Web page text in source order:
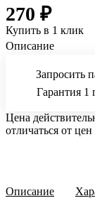
270 ₽
Купить в 1 клик
Описание
Запросить
Гарантия 1
Цена
отличаться от
Описание